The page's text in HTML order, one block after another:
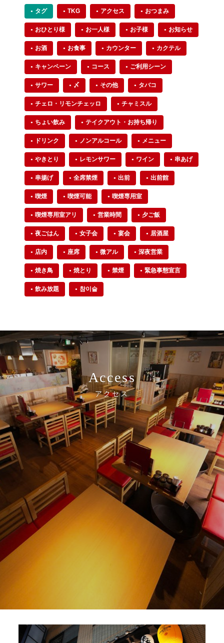
タグ TKG アクセス おつまみ
おひとり様 お一人様 お子様 お知らせ
お酒 お食事 カウンター カクテル
キャンペーン コース ご利用シーン
サワー 〆 その他 タバコ
チェロ・リモンチェッロ チャミスル
ちょい飲み テイクアウト・お持ち帰り
ドリンク ノンアルコール メニュー
やきとり レモンサワー ワイン 串あげ
串揚げ 全席禁煙 出前 出前館
喫煙 喫煙可能 喫煙専用室
喫煙専用室アリ 営業時間 夕ご飯
夜ごはん 女子会 宴会 居酒屋
店内 座席 微アル 深夜営業
焼き鳥 焼とり 禁煙 緊急事態宣言
飲み放題 참이슬
Access
アクセス